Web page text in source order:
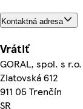
Kontaktná adresa
Vrátiť
GORAL, spol. s r.o.
Zlatovská 612
911 05 Trenčín
SR